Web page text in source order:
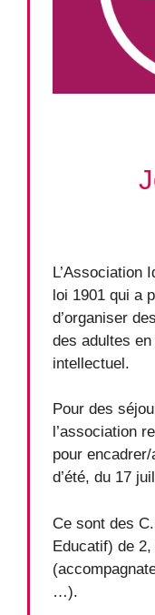
L’Association
loi 1901 qui a
d’organiser
des adultes
intellectuel.
Pour des
l’association
pour
d’été, du 17
Ce sont des
Educatif) de
…).